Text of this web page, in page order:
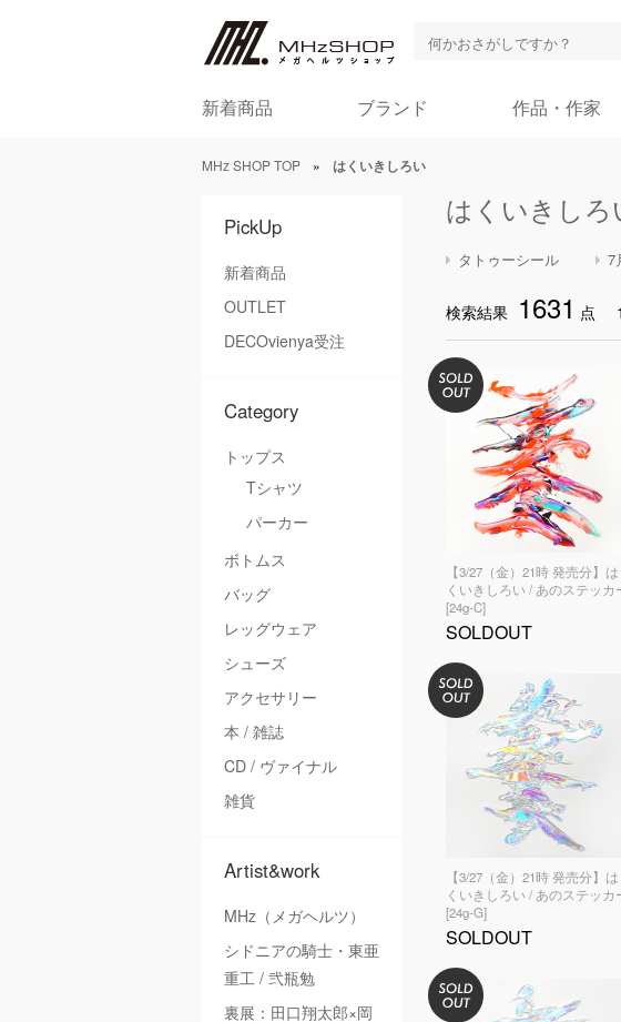
新着商品 ブランド 作品・作家
MHz SHOP TOP » はくいきしろい
PickUp
新着商品
OUTLET
DECOvienya受注
Category
トップス
Tシャツ
パーカー
ボトムス
バッグ
レッグウェア
シューズ
アクセサリー
本 / 雑誌
CD / ヴァイナル
雑貨
Artist&work
MHz（メガヘルツ）
シドニアの騎士・東亜
重工 / 弐瓶勉
裏展：田口翔太郎×岡
はくいきしろ
タトゥーシール 7
検索結果 1631 点
【3/27（金）21時 発売分】は
くいきしろい / あのステッカ
[24g-C]
SOLDOUT
【3/27（金）21時 発売分】は
くいきしろい / あのステッカ
[24g-G]
SOLDOUT